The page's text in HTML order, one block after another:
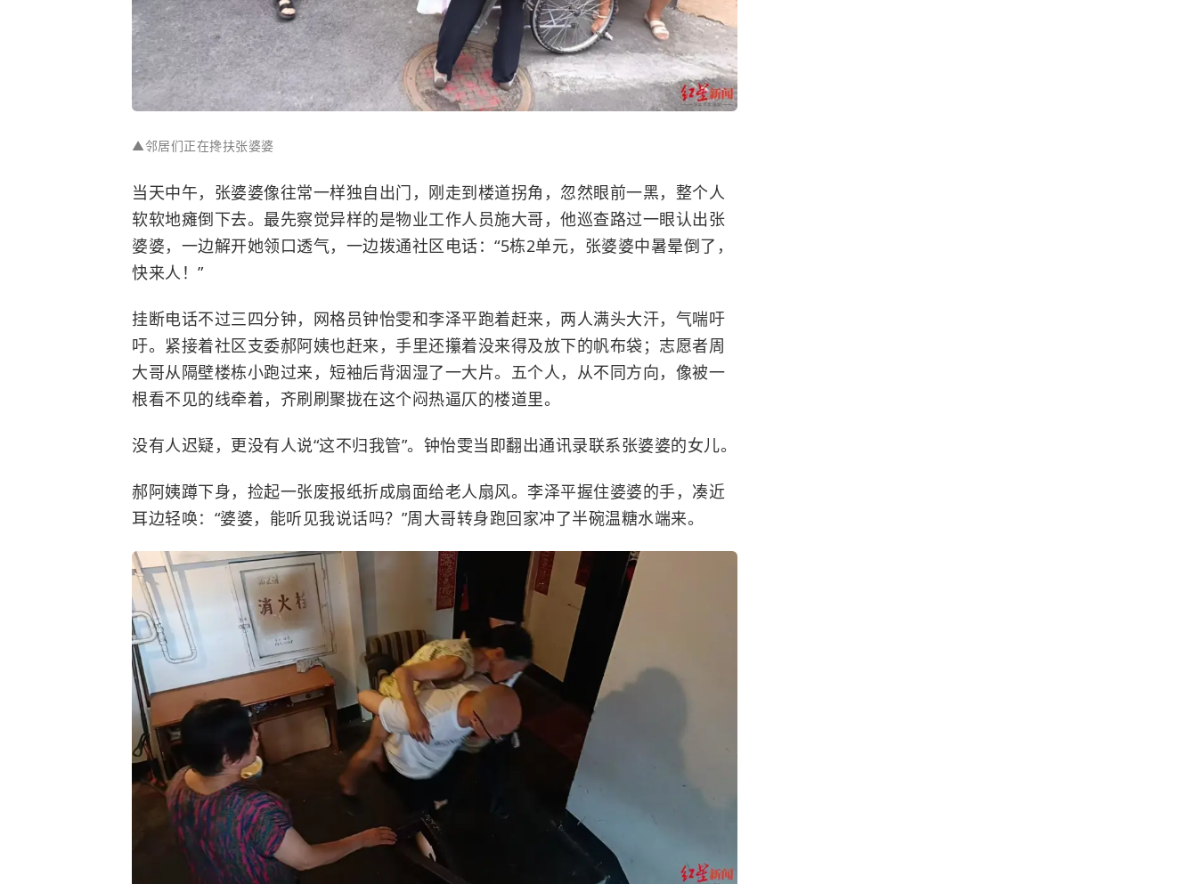
▲邻居们正在搀扶张婆婆
当天中午，张婆婆像往常一样独自出门，刚走到楼道拐角，忽然眼前一黑，整个人
软软地瘫倒下去。最先察觉异样的是物业工作人员施大哥，他巡查路过一眼认出张
婆婆，一边解开她领口透气，一边拨通社区电话：“5栋2单元，张婆婆中暑晕倒了，
快来人！”
挂断电话不过三四分钟，网格员钟怡雯和李泽平跑着赶来，两人满头大汗，气喘吁
吁。紧接着社区支委郝阿姨也赶来，手里还攥着没来得及放下的帆布袋；志愿者周
大哥从隔壁楼栋小跑过来，短袖后背洇湿了一大片。五个人，从不同方向，像被一
根看不见的线牵着，齐刷刷聚拢在这个闷热逼仄的楼道里。
没有人迟疑，更没有人说“这不归我管”。钟怡雯当即翻出通讯录联系张婆婆的女儿。
郝阿姨蹲下身，捡起一张废报纸折成扇面给老人扇风。李泽平握住婆婆的手，凑近
耳边轻唤：“婆婆，能听见我说话吗？”周大哥转身跑回家冲了半碗温糖水端来。